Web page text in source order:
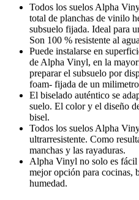
Todos los suelos Alpha
total de planchas de vinilo
subsuelo fijada. Ideal para
Son 100 % resistente al
Puede instalarse en
de Alpha Vinyl, en la
preparar el subsuelo por
foam- fijada de un
El biselado auténtico se
suelo. El color y el diseño
bisel.
Todos los suelos Alpha
ultrarresistente. Como
manchas y las rayaduras.
Alpha Vinyl no solo es fácil
mejor opción para cocinas,
humedad.